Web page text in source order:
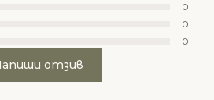
0
0
0
отзив